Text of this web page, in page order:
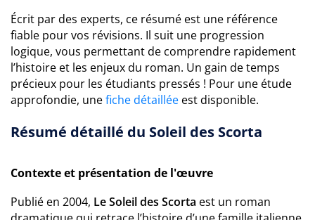
Écrit par des experts, ce résumé est une référence
fiable pour vos révisions. Il suit une progression
logique, vous permettant de comprendre rapidement
l’histoire et les enjeux du roman. Un gain de temps
précieux pour les étudiants pressés ! Pour une étude
approfondie, unefiche détaillée est disponible.
Résumé détaillé du Soleil des Scorta
Contexte et présentation de l'œuvre
Publié en 2004, Le Soleil des Scorta est un roman